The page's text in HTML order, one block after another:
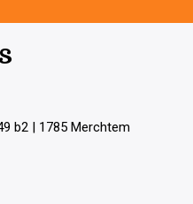
b2 | 1785 Merchtem